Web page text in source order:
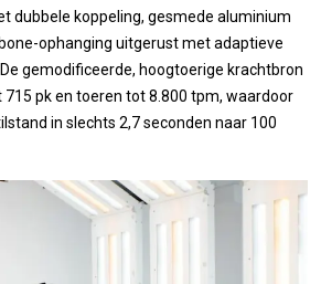
dubbele koppeling, gesmede aluminium
ophanging uitgerust met adaptieve
gemodificeerde, hoogtoerige krachtbron
pk en toeren tot 8.800 tpm, waardoor
in slechts 2,7 seconden naar 100